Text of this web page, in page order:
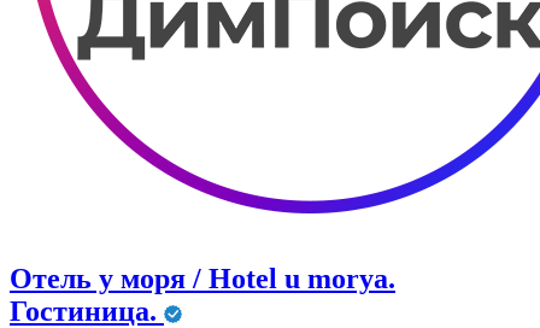
Отель у моря / Hotel u morya.
Гостиница.